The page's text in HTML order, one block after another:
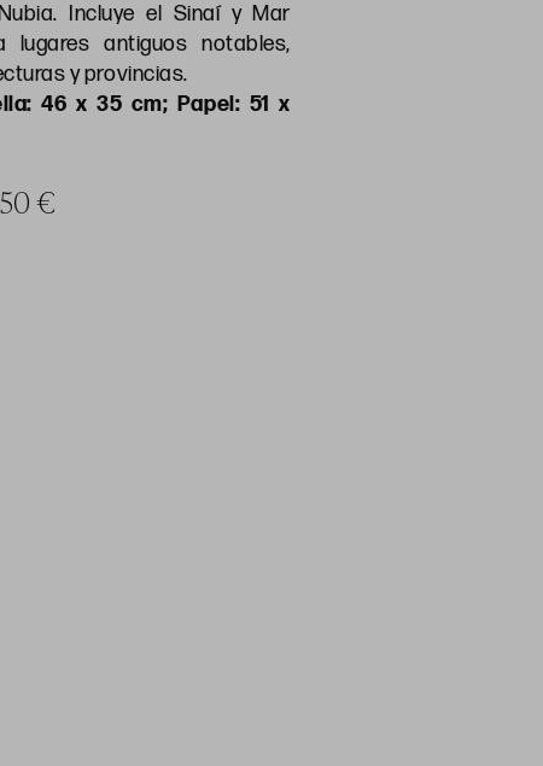
Incluye el Sinaí y Mar
lugares antiguos notables,
y provincias.
46 x 35 cm; Papel: 51 x
€